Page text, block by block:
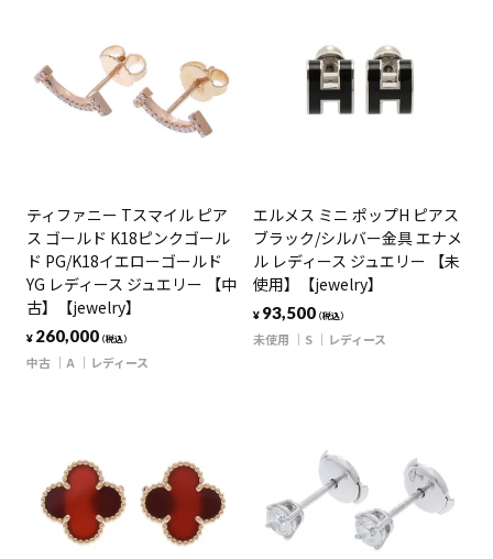
ティファニー Tスマイル ピア
ス ゴールド K18ピンクゴール
ド PG/K18イエローゴールド
YG レディース ジュエリー 【中
古】【jewelry】
¥ 260,000（税込）
中古 A レディース
エルメス ミニ ポップH ピアス
ブラック/シルバー金具 エナメ
ル レディース ジュエリー 【未
使用】【jewelry】
¥ 93,500（税込）
未使用 S レディース